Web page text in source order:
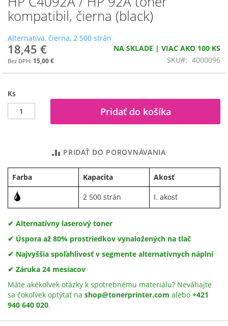
kompatibil, čierna (black)
Alternatíva, čierna, 2 500 strán
18,45 €
15,00 €
NA SKLADE | VIAC AKO 100 KS
SKU
4000096
Ks
Pridať do košíka
PRIDAŤ DO POROVNÁVANIA
Farba Kapacita Akosť
2 500 strán I. akosť
✔ Alternatívny laserový toner
✔ Úspora až 80% prostriedkov vynaložených na tlač
✔ Najvyššia spoľahlivosť v segmente alternatívnych náplní
✔ Záruka 24 mesiacov
Máte akékoľvek otázky k spotrebnému materiálu? Neváhajte
sa čokoľvek optýtať na shop@tonerprinter.com alebo +421
940 640 020.
na
začiatok
obrázkov